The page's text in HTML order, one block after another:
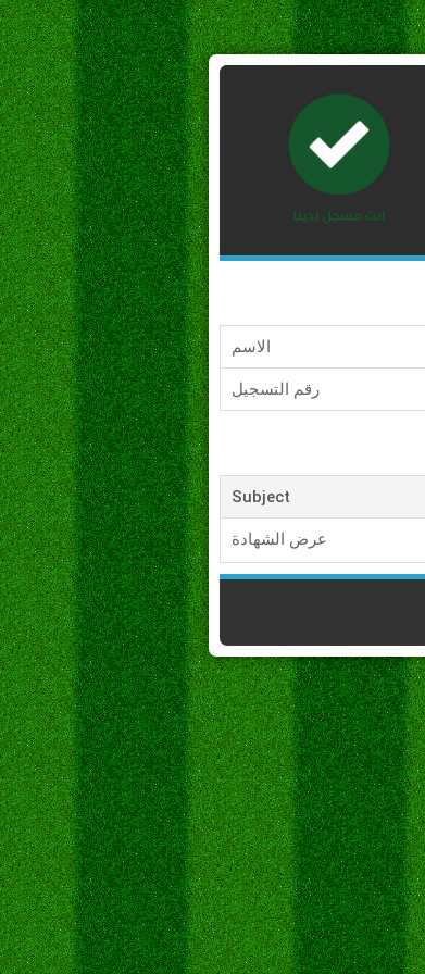
الاسم
رقم التسجيل
Subject
عرض الشهادة